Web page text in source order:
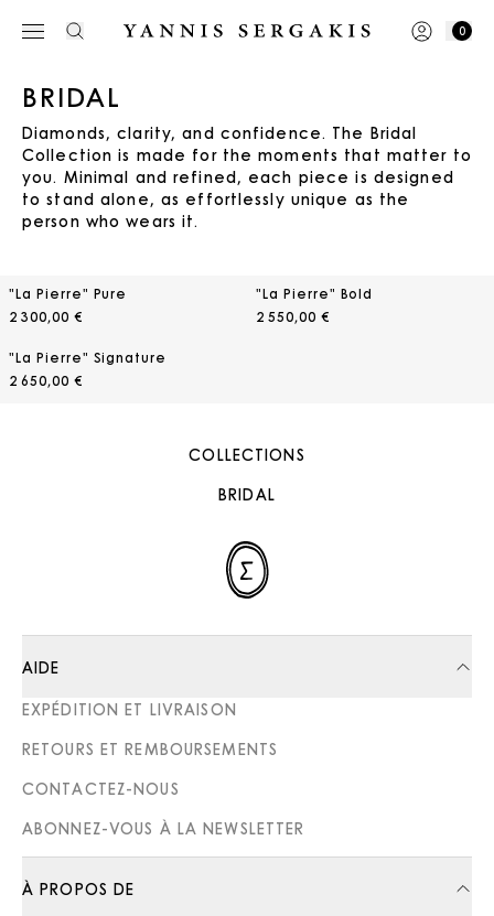
0
BRIDAL
Diamonds, clarity, and confidence. Τhe Bridal
Collection is made for the moments that matter to
you. Minimal and refined, each piece is designed
to stand alone, as effortlessly unique as the
person who wears it.
"La Pierre" Pure
2 300,00 €
"La Pierre" Bold
2 550,00 €
"La Pierre" Signature
2 650,00 €
COLLECTIONS
BRIDAL
AIDE
EXPÉDITION ET LIVRAISON
RETOURS ET REMBOURSEMENTS
CONTACTEZ-NOUS
ABONNEZ-VOUS À LA NEWSLETTER
À PROPOS DE